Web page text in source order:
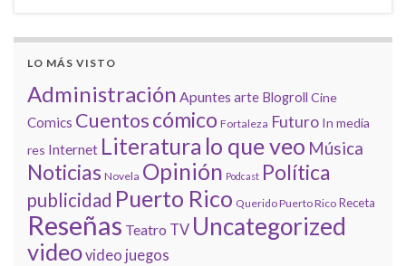
LO MÁS VISTO
Administración Apuntes arte Blogroll Cine
Comics Cuentoscómico Fortaleza Futuro In media
res Internet Literatura lo que veo Música
Noticias Novela Opinión Podcast Política
publicidad Puerto Rico Querido Puerto Rico Receta
Reseñas Teatro TV Uncategorized
videovideo juegos